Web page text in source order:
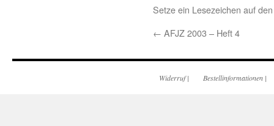
Setze ein Lesezeichen auf
← AFJZ 2003 – Heft 4
Widerruf| Bestellinformationen |